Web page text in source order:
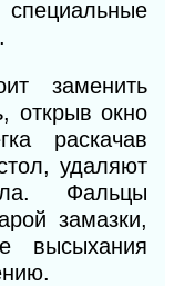
заменить
открыв окно
раскачав
удаляют
Фальцы
замазки,
высыхания